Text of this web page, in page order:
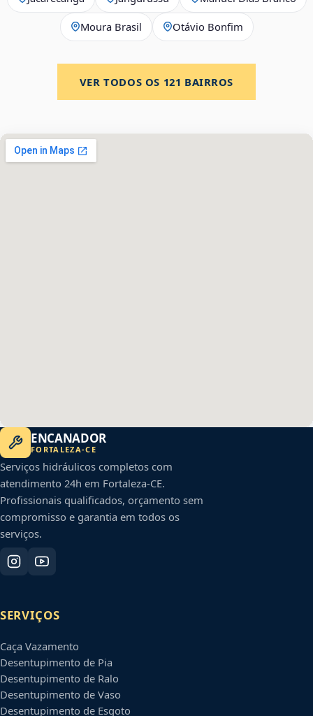
Moura Brasil Otávio Bonfim
VER TODOS OS 121 BAIRROS
ENCANADOR
FORTALEZA-CE
Serviços hidráulicos completos com
atendimento 24h em Fortaleza-CE.
Profissionais qualificados, orçamento sem
compromisso e garantia em todos os
serviços.
SERVIÇOS
Caça Vazamento
Desentupimento de Pia
Desentupimento de Ralo
Desentupimento de Vaso
Desentupimento de Esgoto